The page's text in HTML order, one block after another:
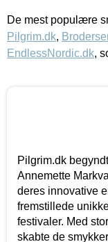
De mest populære
Pilgrim.dk,
EndlessNordic.dk,
Pilgrim.dk
Annemette
deres innovative
fremstillede
festivaler. Med
skabte de